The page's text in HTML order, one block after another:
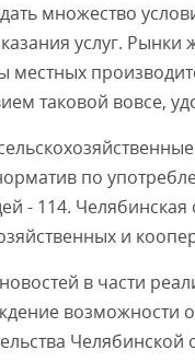
множество
услуг.
местных
таковой вовсе,
по
- 114.
и
в части
возможности